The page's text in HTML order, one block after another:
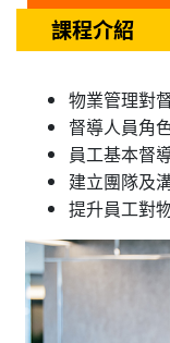
課程介紹
物業管理對
督導人員角
員工基本督
建立團隊及
提升員工對